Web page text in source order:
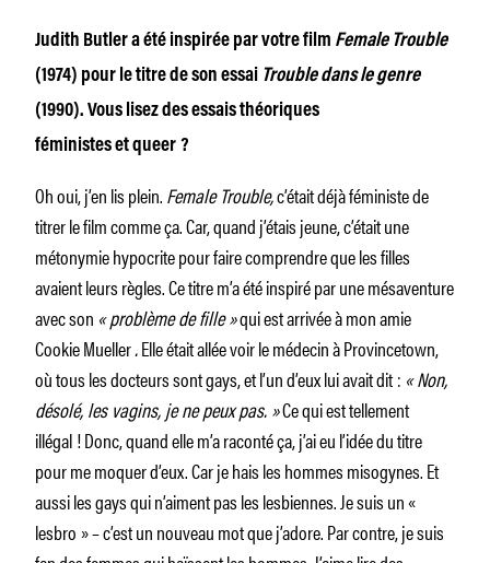
Judith Butler a été inspirée par votre film Female Trouble
(1974) pour le titre de son essai Trouble dans le genre
(1990). Vous lisez des essais théoriques
féministes et queer ?
Oh oui, j’en lis plein.Female Trouble,c’était déjà féministe de
titrer le film comme ça. Car, quand j’étais jeune, c’était une
métonymie hypocrite pour faire comprendre que les filles
avaient leurs règles. Ce titre m’a été inspiré par une mésaventure
avec son «problème de fille»qui est arrivée à mon amie
Cookie Mueller.Elle était allée voir le médecin à Provincetown,
où tous les docteurs sont gays, et l’un d’eux lui avait dit : «Non,
désolé, les vagins, je ne peux pas.»Ce qui est tellement
illégal ! Donc, quand elle m’a raconté ça, j’ai eu l’idée du titre
pour me moquer d’eux. Car je hais les hommes misogynes. Et
aussi les gays qui n’aiment pas les lesbiennes. Je suis un «
lesbro » – c’est un nouveau mot que j’adore. Par contre, je suis